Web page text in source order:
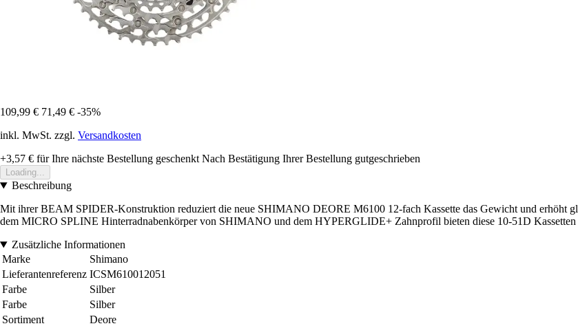
109,99 € 71,49 € -35%
inkl. MwSt. zzgl. Versandkosten
+3,57 € für Ihre nächste Bestellung geschenkt Nach Bestätigung Ihrer Bestellung gutgeschrieben
Loading...
Beschreibung
Mit ihrer BEAM SPIDER-Konstruktion reduziert die neue SHIMANO DEORE M6100 12-fach Kassette das Gewicht und erhöht
dem MICRO SPLINE Hinterradnabenkörper von SHIMANO und dem HYPERGLIDE+ Zahnprofil bieten diese 10-51D Kassetten
Zusätzliche Informationen
Marke
Shimano
Lieferantenreferenz ICSM610012051
Farbe
Silber
Farbe
Silber
Sortiment
Deore